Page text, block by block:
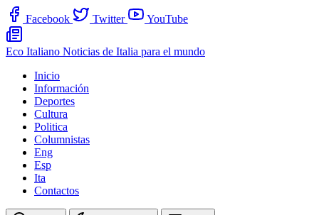
Facebook Twitter YouTube
Eco Italiano Noticias de Italia para el mundo
Inicio
Información
Deportes
Cultura
Politica
Columnistas
Eng
Esp
Ita
Contactos